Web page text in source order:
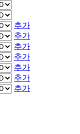
추가
추가
추가
추가
추가
추가
추가